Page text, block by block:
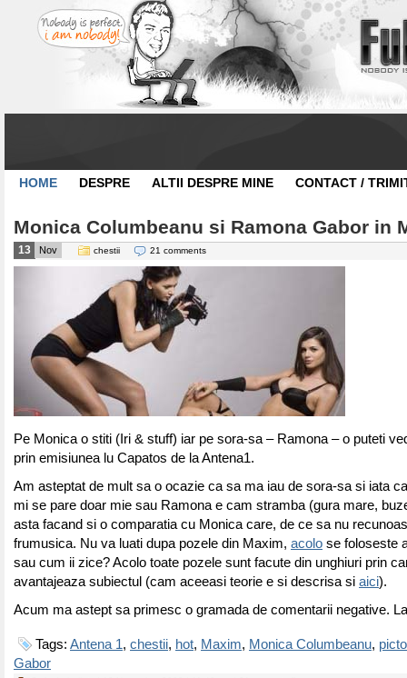
HOME DESPRE ALTII DESPRE MINE CONTACT /
Monica Columbeanu si Ramona Gabor in
13 Nov chestii 21 comments
Pe Monica o stiti (Iri & stuff) iar pe sora-sa – Ramona – o puteti
prin emisiunea lu Capatos de la Antena1.
Am asteptat de mult sa o ocazie ca sa ma iau de sora-sa si iata
mi se pare doar mie sau Ramona e cam stramba (gura mare,
asta facand si o comparatia cu Monica care, de ce sa nu
frumusica. Nu va luati dupa pozele din Maxim, acolo se foloseste
sau cum ii zice? Acolo toate pozele sunt facute din unghiuri prin
avantajeaza subiectul (cam aceeasi teorie e si descrisa si aici).
Acum ma astept sa primesc o gramada de comentarii negative.
Tags: Antena 1, chestii, hot, Maxim, Monica Columbeanu,
Gabor